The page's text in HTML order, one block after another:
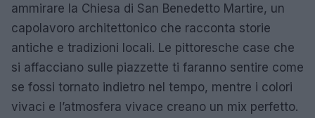
ammirare la Chiesa di San Benedetto Martire, un
capolavoro architettonico che racconta storie
antiche e tradizioni locali. Le pittoresche case che
si affacciano sulle piazzette ti faranno sentire come
se fossi tornato indietro nel tempo, mentre i colori
vivaci e l’atmosfera vivace creano un mix perfetto.